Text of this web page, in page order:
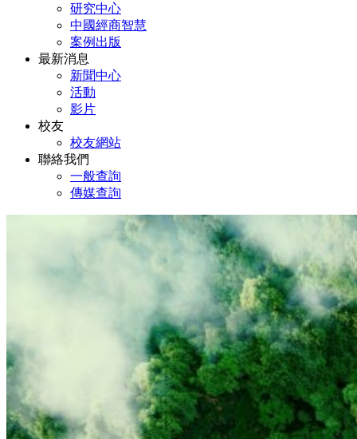
研究中心
中國經商智慧
案例出版
最新消息
新聞中心
活動
影片
校友
校友網站
聯絡我們
一般查詢
傳媒查詢